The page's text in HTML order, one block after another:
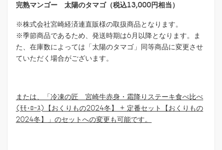
完熟マンゴー 太陽のタマゴ（税込13,000円相当）
※株式会社宮崎経済連直販様の取扱商品となります。
※季節商品であるため、発送時期は6月以降となります。ま
た、在庫数によっては「太陽のタマゴ」同等商品に変更させ
ていただく場合がございます。
または、「冷凍の匠 宮崎牛赤身・霜降りステーキ食べ比べ
(ﾓﾓ･ﾛｰｽ)【おくりもの2024冬】 + 定番セット【おくりもの
2024冬】」のセットへの変更も可能です。